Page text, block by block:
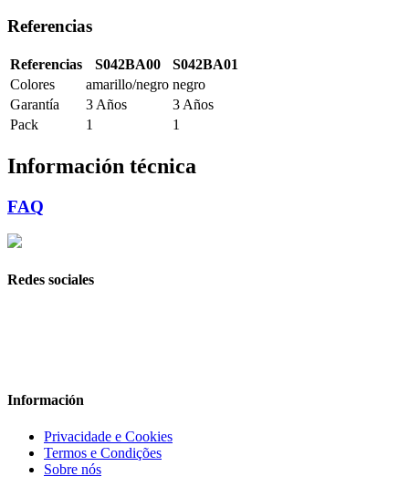
Referencias
Referencias S042BA00
S042BA01
Colores
amarillo/negro negro
Garantía
3 Años
3 Años
Pack
1 1
Información técnica
FAQ
Redes sociales
Información
Privacidade e Cookies
Termos e Condições
Sobre nós